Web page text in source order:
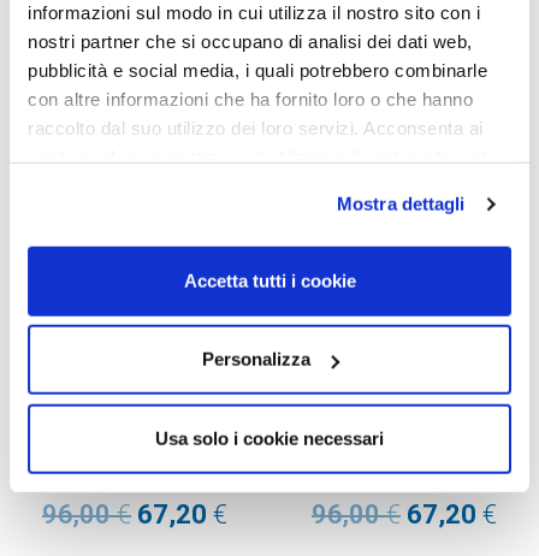
informazioni sul modo in cui utilizza il nostro sito con i
nostri partner che si occupano di analisi dei dati web,
pubblicità e social media, i quali potrebbero combinarle
con altre informazioni che ha fornito loro o che hanno
raccolto dal suo utilizzo dei loro servizi. Acconsenta ai
Mostra dettagli
Accetta tutti i cookie
Personalizza
Usa solo i cookie necessari
Showing all 2 results
OCCHIALE DA SOLE, RAY-
BAN JUNIOR VISTA
Occhiale RAY-BAN JUNIOR
VISTA 0RY1591 3807 48
96,00€ 67,20 €
OCCHIALE DA SOLE, RAY-
BAN JUNIOR VISTA
Occhiale RAY-BAN JUNIOR
VISTA 0RY1591 3807 46
96,00€ 67,20 €